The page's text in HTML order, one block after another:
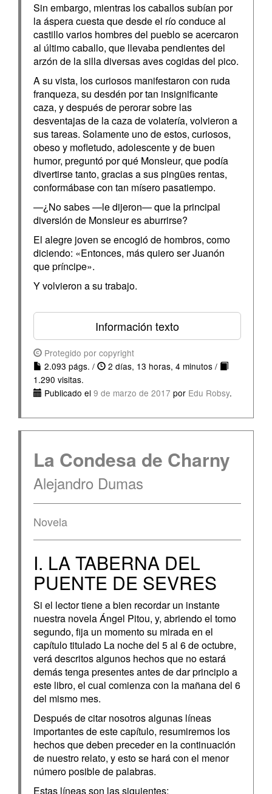
Sin embargo, mientras los caballos subían por
la áspera cuesta que desde el río conduce al
castillo varios hombres del pueblo se acercaron
al último caballo, que llevaba pendientes del
arzón de la silla diversas aves cogidas del pico.
A su vista, los curiosos manifestaron con ruda
franqueza, su desdén por tan insignificante
caza, y después de perorar sobre las
desventajas de la caza de volatería, volvieron a
sus tareas. Solamente uno de estos, curiosos,
obeso y mofletudo, adolescente y de buen
humor, preguntó por qué Monsieur, que podía
divertirse tanto, gracias a sus pingües rentas,
conformábase con tan mísero pasatiempo.
—¿No sabes —le dijeron— que la principal
diversión de Monsieur es aburrirse?
El alegre joven se encogió de hombros, como
diciendo: «Entonces, más quiero ser Juanón
que príncipe».
Y volvieron a su trabajo.
Información texto
Protegido por copyright
2.093 págs. /
2 días, 13 horas, 4 minutos /
1.290 visitas.
Publicado el 9 de marzo de 2017 por Edu Robsy.
La Condesa de Charny
Alejandro Dumas
Novela
I. LA TABERNA DEL
PUENTE DE SEVRES
Si el lector tiene a bien recordar un instante
nuestra novela Ángel Pitou, y, abriendo el tomo
segundo, fija un momento su mirada en el
capítulo titulado La noche del 5 al 6 de octubre,
verá descritos algunos hechos que no estará
demás tenga presentes antes de dar principio a
este libro, el cual comienza con la mañana del 6
del mismo mes.
Después de citar nosotros algunas líneas
importantes de este capítulo, resumiremos los
hechos que deben preceder en la continuación
de nuestro relato, y esto se hará con el menor
número posible de palabras.
Estas líneas son las siguientes: